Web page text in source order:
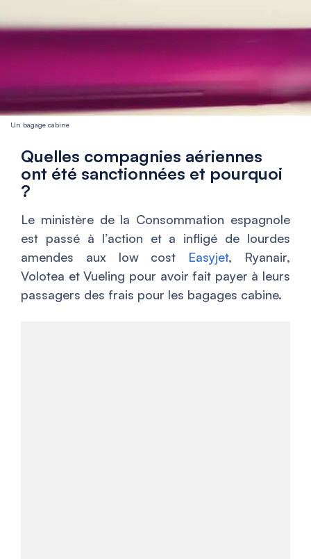
Un bagage cabine
Quelles compagnies aériennes
ont été sanctionnées et pourquoi
?
Le ministère de la Consommation espagnole
est passé à l’action et a infligé de lourdes
amendes aux low cost Easyjet, Ryanair,
Volotea et Vueling pour avoir fait payer à leurs
passagers des frais pour les bagages cabine.